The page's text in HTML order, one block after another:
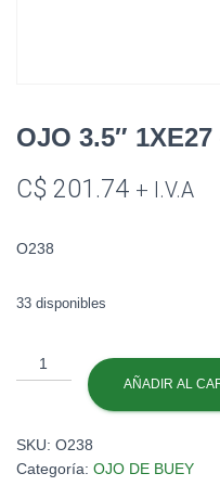
OJO 3.5″
C$ 201.74 + I.V.A
O238
33 disponibles
OJO
3.5"
CR0008R-
35WH
AÑADIR AL
SKU: O238
Categoría: OJO DE BUEY